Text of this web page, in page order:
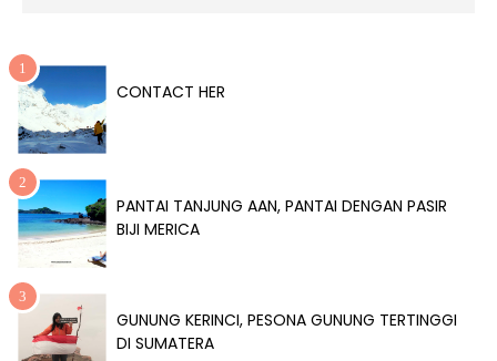
CONTACT HER
PANTAI TANJUNG AAN, PANTAI DENGAN PASIR
BIJI MERICA
GUNUNG KERINCI, PESONA GUNUNG TERTINGGI
DI SUMATERA